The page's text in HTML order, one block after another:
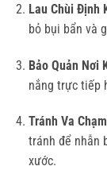
Lau Chùi Định
bỏ bụi bẩn và
Bảo Quản Nơi
nắng trực tiếp
Tránh Va
tránh để nhẫn
xước.